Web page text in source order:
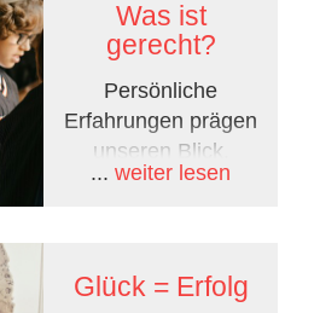
Was ist
gerecht?
Persönliche
Erfahrungen prägen
unseren Blick.
... weiter lesen
Glück = Erfolg